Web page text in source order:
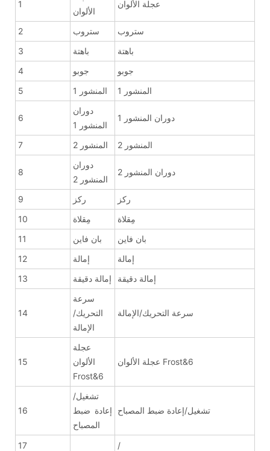
1
الألوان
عجلة الألوان
2 ستروب
ستروب
3
باهتة
باهتة
4
جوبو
جوبو
5
المنشور 1 المنشور 1
6
دوران
المنشور 1
دوران المنشور 1
7 المنشور 2 المنشور 2
8
دوران
المنشور 2
دوران المنشور 2
9 ركز
ركز
10
مِقلاة
مِقلاة
11
بان فاين
بان فاين
12
إمالة
إمالة
13
إمالة دقيقة إمالة دقيقة
14
سرعة
التحريك/
الإمالة
سرعة التحريك/الإمالة
15
عجلة
الألوان
Frost&6
عجلة الألوان Frost&6
16
تشغيل/
إعادة ضبط
المصباح
تشغيل/إعادة ضبط المصباح
17 /